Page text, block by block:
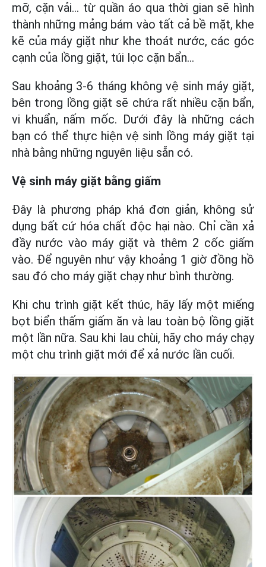
mỡ, cặn vải... từ quần áo qua thời gian sẽ hình
thành những mảng bám vào tất cả bề mặt, khe
kẽ của máy giặt như khe thoát nước, các góc
cạnh của lồng giặt, túi lọc cặn bẩn…
Sau khoảng 3-6 tháng không vệ sinh máy giặt,
bên trong lồng giặt sẽ chứa rất nhiều cặn bẩn,
vi khuẩn, nấm mốc. Dưới đây là những cách
bạn có thể thực hiện vệ sinh lồng máy giặt tại
nhà bằng những nguyên liệu sẵn có.
Vệ sinh máy giặt bằng giấm
Đây là phương pháp khá đơn giản, không sử
dụng bất cứ hóa chất độc hại nào. Chỉ cần xả
đầy nước vào máy giặt và thêm 2 cốc giấm
vào. Để nguyên như vậy khoảng 1 giờ đồng hồ
sau đó cho máy giặt chạy như bình thường.
Khi chu trình giặt kết thúc, hãy lấy một miếng
bọt biển thấm giấm ăn và lau toàn bộ lồng giặt
một lần nữa. Sau khi lau chùi, hãy cho máy chạy
một chu trình giặt mới để xả nước lần cuối.